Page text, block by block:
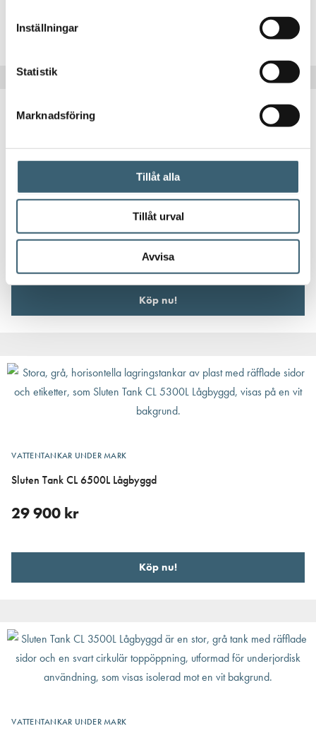
Inställningar
Statistik
Marknadsföring
Tillåt alla
Tillåt urval
Avvisa
Sluten Tank CL 8300L Lågbyggd
35 700kr
Köp nu!
VATTENTANKAR UNDER MARK
Sluten Tank CL 6500L Lågbyggd
29 900 kr
Köp nu!
VATTENTANKAR UNDER MARK